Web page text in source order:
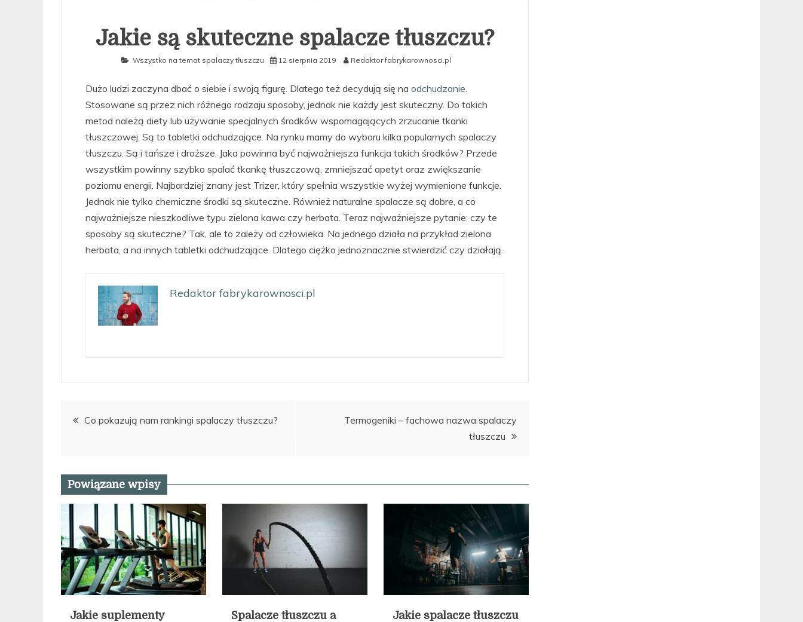
Jakie są skuteczne spalacze tłuszczu?
Wszystko na temat spalaczy tłuszczu 12 sierpnia 2019 Redaktor fabrykarownosci.pl
Dużo ludzi zaczyna dbać o siebie i swoją figurę. Dlatego też decydują się na odchudzanie.
Stosowane są przez nich różnego rodzaju sposoby, jednak nie każdy jest skuteczny. Do takich
metod należą diety lub używanie specjalnych środków wspomagających zrzucanie tkanki
tłuszczowej. Są to tabletki odchudzające. Na rynku mamy do wyboru kilka popularnych spalaczy
tłuszczu. Są i tańsze i droższe. Jaka powinna być najważniejsza funkcja takich środków? Przede
wszystkim powinny szybko spalać tkankę tłuszczową, zmniejszać apetyt oraz zwiększanie
poziomu energii. Najbardziej znany jest Trizer, który spełnia wszystkie wyżej wymienione funkcje.
Jednak nie tylko chemiczne środki są skuteczne. Również naturalne spalacze są dobre, a co
najważniejsze nieszkodliwe typu zielona kawa czy herbata. Teraz najważniejsze pytanie: czy te
sposoby są skuteczne? Tak, ale to zależy od człowieka. Na jednego działa na przykład zielona
herbata, a na innych tabletki odchudzające. Dlatego ciężko jednoznacznie stwierdzić czy działają.
Redaktor fabrykarownosci.pl
Nawigacja
Co pokazują nam rankingi spalaczy tłuszczu?
Termogeniki – fachowa nazwa spalaczy
tłuszczu
Powiązane wpisy
Jakie suplementy
Spalacze tłuszczu a
Jakie spalacze tłuszczu